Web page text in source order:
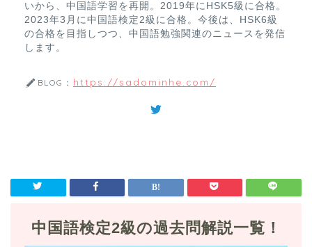
いから、中国語学習を再開。2019年にHSK5級に合格。
2023年3月に中国語検定2級に合格。今後は、HSK6級
の合格を目指しつつ、中国語勉強関連のニュースを発信
します。
BLOG： https://sadominhe.com/
中国語検定2級の過去問解説一覧！